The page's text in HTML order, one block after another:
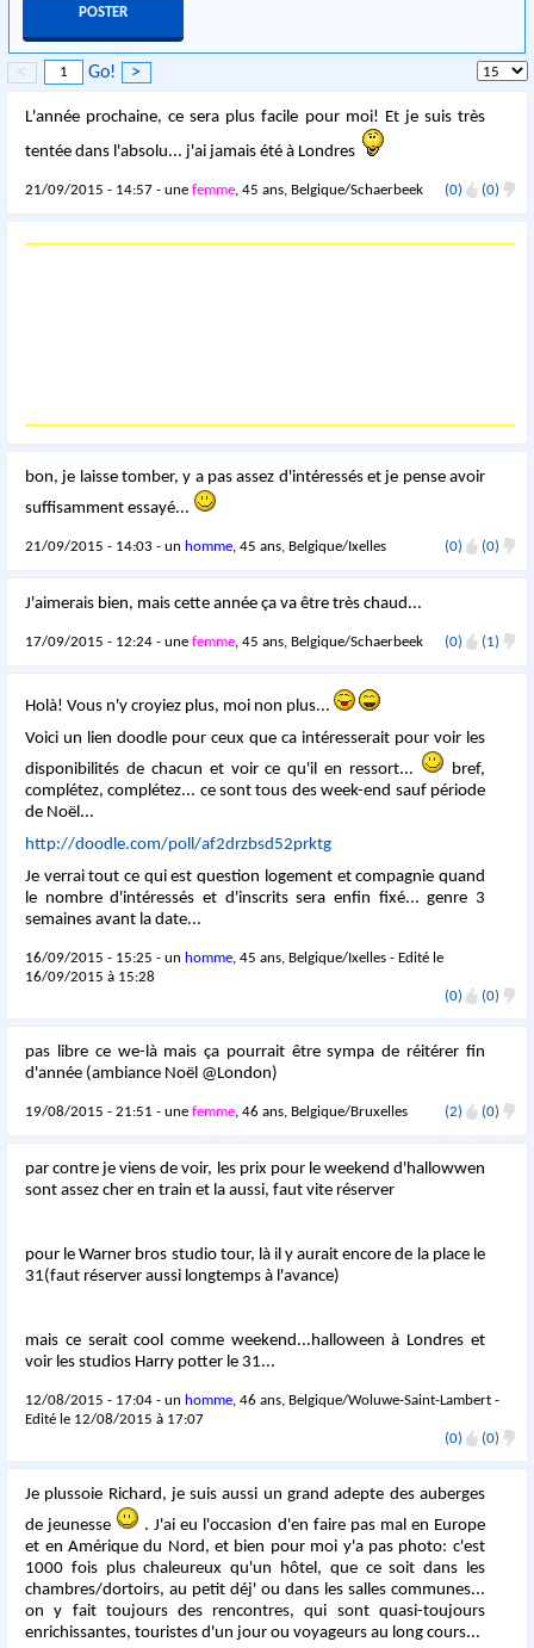
< Go! >
L'année prochaine, ce sera plus facile pour moi! Et je suis très
tentée dans l'absolu... j'ai jamais été à Londres
21/09/2015 - 14:57 - unefemme, 45 ans, Belgique/Schaerbeek (0) (0)
bon, je laisse tomber, y a pas assez d'intéressés et je pense avoir
suffisamment essayé...
21/09/2015 - 14:03 - un homme, 45 ans, Belgique/Ixelles (0) (0)
J'aimerais bien, mais cette année ça va être très chaud...
17/09/2015 - 12:24 - unefemme, 45 ans, Belgique/Schaerbeek (0) (1)
Holà! Vous n'y croyiez plus, moi non plus...
Voici un lien doodle pour ceux que ca intéresserait pour voir les
disponibilités de chacun et voir ce qu'il en ressort...
bref,
complétez, complétez... ce sont tous des week-end sauf période
de Noël...
http://doodle.com/poll/af2drzbsd52prktg
Je verrai tout ce qui est question logement et compagnie quand
le nombre d'intéressés et d'inscrits sera enfin fixé... genre 3
semaines avant la date...
16/09/2015 - 15:25 - un homme, 45 ans, Belgique/Ixelles - Edité le
16/09/2015 à 15:28
(0)
(0)
pas libre ce we-là mais ça pourrait être sympa de réitérer fin
d'année (ambiance Noël @London)
19/08/2015 - 21:51 - unefemme, 46 ans, Belgique/Bruxelles (2) (0)
par contre je viens de voir, les prix pour le weekend d'hallowwen
sont assez cher en train et la aussi, faut vite réserver
pour le Warner bros studio tour, là il y aurait encore de la place le
31(faut réserver aussi longtemps à l'avance)
mais ce serait cool comme weekend...halloween à Londres et
voir les studios Harry potter le 31...
12/08/2015 - 17:04 - un homme, 46 ans, Belgique/Woluwe-Saint-Lambert -
Edité le 12/08/2015 à 17:07
(0)
(0)
Je plussoie Richard, je suis aussi un grand adepte des auberges
de jeunesse
. J'ai eu l'occasion d'en faire pas mal en Europe
et en Amérique du Nord, et bien pour moi y'a pas photo: c'est
1000 fois plus chaleureux qu'un hôtel, que ce soit dans les
chambres/dortoirs, au petit déj' ou dans les salles communes...
on y fait toujours des rencontres, qui sont quasi-toujours
enrichissantes, touristes d'un jour ou voyageurs au long cours...